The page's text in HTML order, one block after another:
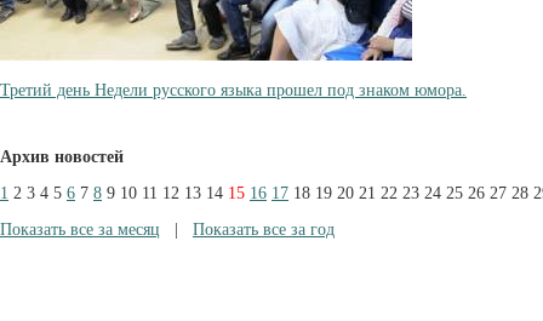
Третий день Недели русского языка прошел под знаком юмора.
Архив новостей
1 2 3 4 5 6 7 8 9 10 11 12 13 14 15 16 17 18 19 20 21 22 23 24 25 26 27 28
Показать все за месяц
Показать все за год